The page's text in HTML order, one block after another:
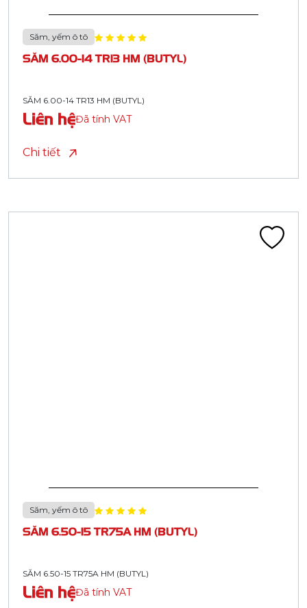
Săm, yếm ô tô
SĂM 6.00-14 TR13 HM (BUTYL)
SĂM 6.00-14 TR13 HM (BUTYL)
Liên hệĐã tính VAT
Chi tiết
Săm, yếm ô tô
SĂM 6.50-15 TR75A HM (BUTYL)
SĂM 6.50-15 TR75A HM (BUTYL)
Liên hệĐã tính VAT